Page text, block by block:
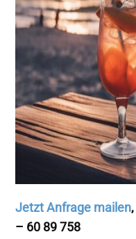
Jetzt Anfrage mailen
– 60 89 758